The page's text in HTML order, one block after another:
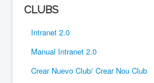
CLUBS
Intranet 2.0
Manual Intranet 2.0
Crear Nuevo Club/ Crear Nou Club